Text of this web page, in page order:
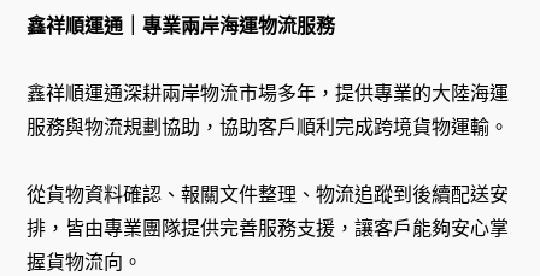
鑫祥順運通｜專業兩岸海運物流服務
鑫祥順運通深耕兩岸物流市場多年，提供專業的大陸海運
服務與物流規劃協助，協助客戶順利完成跨境貨物運輸。
從貨物資料確認、報關文件整理、物流追蹤到後續配送安
排，皆由專業團隊提供完善服務支援，讓客戶能夠安心掌
握貨物流向。